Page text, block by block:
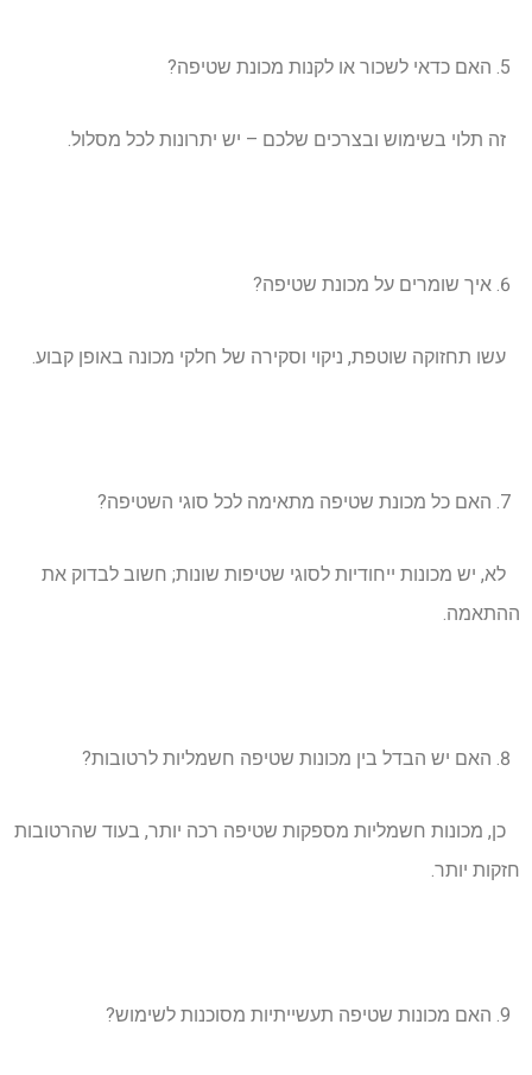
האם כדאי לשכור או לקנות מכונת שטיפה?
זה תלוי בשימוש ובצרכים שלכם – יש יתרונות לכל מסלול.
איך שומרים על מכונת שטיפה?
עשו תחזוקה שוטפת, ניקוי וסקירה של חלקי מכונה באופן קבוע.
האם כל מכונת שטיפה מתאימה לכל סוגי השטיפה?
לא, יש מכונות ייחודיות לסוגי שטיפות שונות; חשוב לבדוק את
ההתאמה.
האם יש הבדל בין מכונות שטיפה חשמליות לרטובות?
כן, מכונות חשמליות מספקות שטיפה רכה יותר, בעוד שהרטובות
חזקות יותר.
האם מכונות שטיפה תעשייתיות מסוכנות לשימוש?